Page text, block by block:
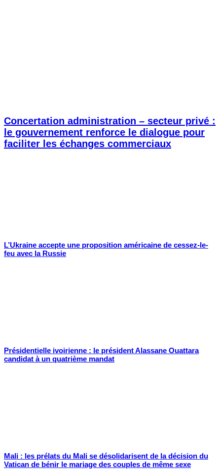
Concertation administration – secteur privé :
le gouvernement renforce le dialogue pour
faciliter les échanges commerciaux
L’Ukraine accepte une proposition américaine de cessez-le-
feu avec la Russie
Présidentielle ivoirienne : le président Alassane Ouattara
candidat à un quatrième mandat
Mali : les prélats du Mali se désolidarisent de la décision du
Vatican de bénir le mariage des couples de même sexe